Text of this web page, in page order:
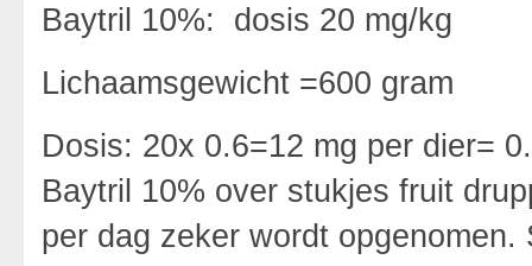
Baytril 10%: dosis 20 mg/kg
Lichaamsgewicht =600 gram
Dosis: 20x 0.6=12 mg per dier=
Baytril 10% over stukjes fruit
per dag zeker wordt